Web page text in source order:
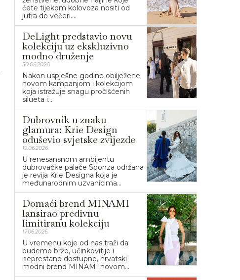
ćete tijekom kolovoza nositi od
jutra do večeri....
DeLight predstavio novu
kolekciju uz ekskluzivno
modno druženje
30.06.2026.
Nakon uspješne godine obilježene
novom kampanjom i kolekcijom
koja istražuje snagu pročišćenih
silueta i...
Dubrovnik u znaku
glamura: Krie Design
oduševio svjetske zvijezde
19.06.2026.
U renesansnom ambijentu
dubrovačke palače Sponza održana
je revija Krie Designa koja je
međunarodnim uzvanicima...
Domaći brend MINAMI
lansirao predivnu
limitiranu kolekciju
17.06.2026.
U vremenu koje od nas traži da
budemo brže, učinkovitije i
neprestano dostupne, hrvatski
modni brend MINAMI novom...